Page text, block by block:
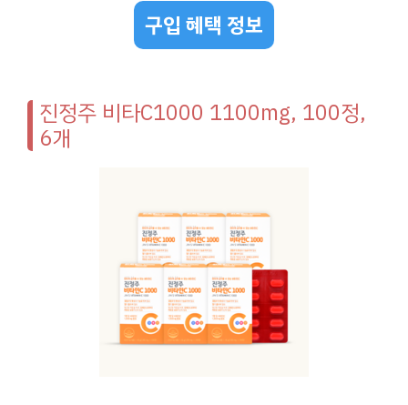
구입 혜택 정보
진정주 비타C1000 1100mg, 100정,
6개